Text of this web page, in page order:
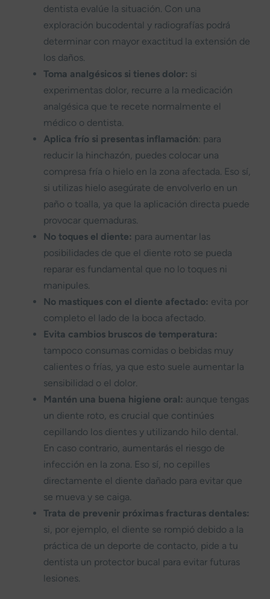
dentista evalúe la situación. Con una
exploración bucodental y radiografías podrá
determinar con mayor exactitud la extensión de
los daños.
Toma analgésicos si tienes dolor: si
experimentas dolor, recurre a la medicación
analgésica que te recete normalmente el
médico o dentista.
Aplica frío si presentas inflamación: para
reducir la hinchazón, puedes colocar una
compresa fría o hielo en la zona afectada. Eso sí,
si utilizas hielo asegúrate de envolverlo en un
paño o toalla, ya que la aplicación directa puede
provocar quemaduras.
No toques el diente: para aumentar las
posibilidades de que el diente roto se pueda
reparar es fundamental que no lo toques ni
manipules.
No mastiques con el diente afectado: evita por
completo el lado de la boca afectado.
Evita cambios bruscos de temperatura:
tampoco consumas comidas o bebidas muy
calientes o frías, ya que esto suele aumentar la
sensibilidad o el dolor.
Mantén una buena higiene oral: aunque tengas
un diente roto, es crucial que continúes
cepillando los dientes y utilizando hilo dental.
En caso contrario, aumentarás el riesgo de
infección en la zona. Eso sí, no cepilles
directamente el diente dañado para evitar que
se mueva y se caiga.
Trata de prevenir próximas fracturas dentales:
si, por ejemplo, el diente se rompió debido a la
práctica de un deporte de contacto, pide a tu
dentista un protector bucal para evitar futuras
lesiones.